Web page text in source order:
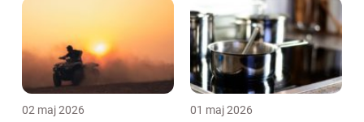
02 maj 2026 01 maj 2026